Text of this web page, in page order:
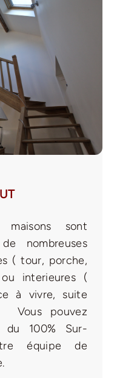
sont
nombreuses
( tour, porche,
ou interieures (
à vivre, suite
Vous pouvez
du 100% Sur-
équipe de